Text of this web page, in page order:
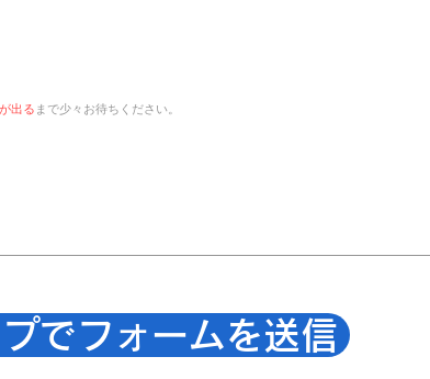
出るまで少々お待ちください。
でフォームを送信